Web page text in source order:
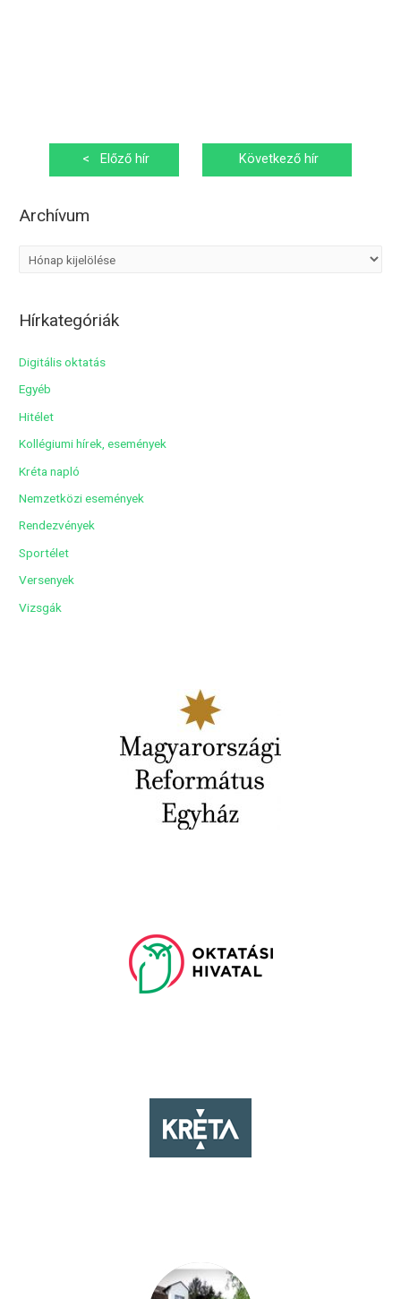
Bejegyzés
navigáció
< Előző hír
Következő hír
Archívum
h
m
Hírkategóriák
Digitális oktatás
Egyéb
Hitélet
Kollégiumi hírek, események
Kréta napló
Nemzetközi események
Rendezvények
Sportélet
Versenyek
Vizsgák